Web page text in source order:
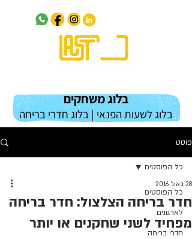
בלוג משחקים
בלוג לשעות הפנאי | בלוג חדרי בריחה
פוסט
כל הפוסטים
לארגונים
חדרי בריחה
כל הפוסטים
חדר בריחה הצלצול: חדר בריחה
מפחיד לשני שחקנים או יותר
28 באוג׳ 2016